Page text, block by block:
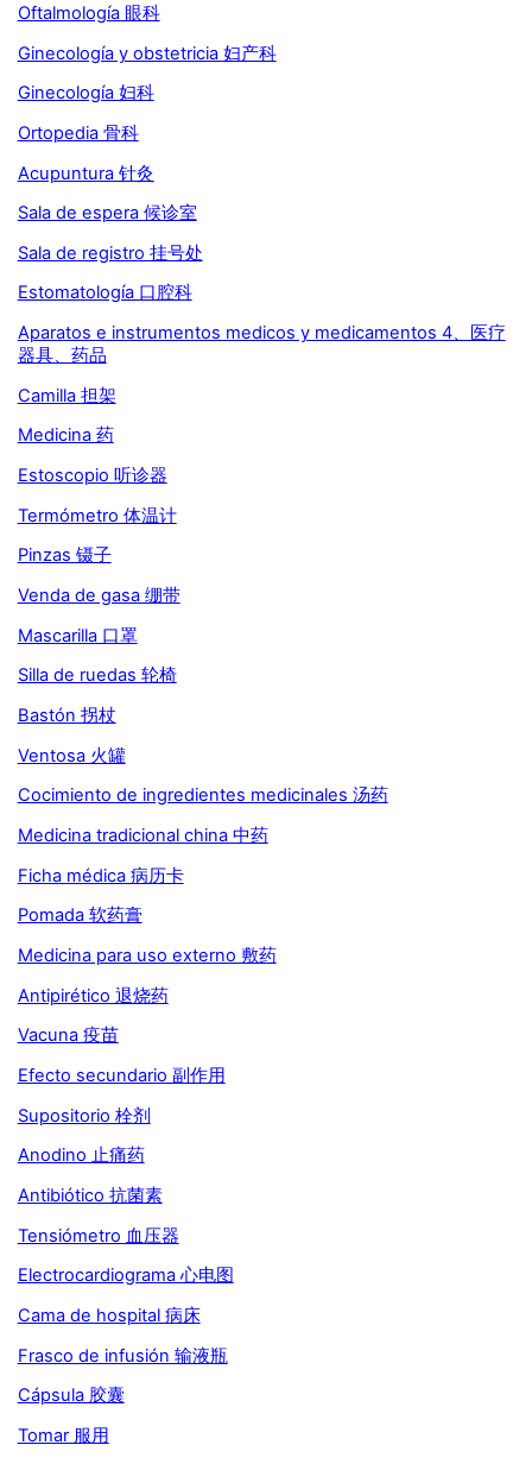
Oftalmología 眼科
Ginecología y obstetricia 妇产科
Ginecología 妇科
Ortopedia 骨科
Acupuntura 针灸
Sala de espera 候诊室
Sala de registro 挂号处
Estomatología 口腔科
Aparatos e instrumentos medicos y medicamentos 4、医疗
器具、药品
Camilla 担架
Medicina 药
Estoscopio 听诊器
Termómetro 体温计
Pinzas 镊子
Venda de gasa 绷带
Mascarilla 口罩
Silla de ruedas 轮椅
Bastón 拐杖
Ventosa 火罐
Cocimiento de ingredientes medicinales 汤药
Medicina tradicional china 中药
Ficha médica 病历卡
Pomada 软药膏
Medicina para uso externo 敷药
Antipirético 退烧药
Vacuna 疫苗
Efecto secundario 副作用
Supositorio 栓剂
Anodino 止痛药
Antibiótico 抗菌素
Tensiómetro 血压器
Electrocardiograma 心电图
Cama de hospital 病床
Frasco de infusión 输液瓶
Cápsula 胶囊
Tomar 服用